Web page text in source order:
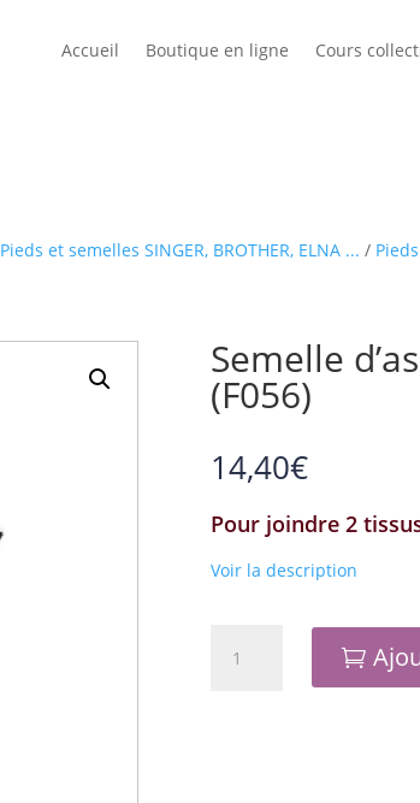
Accueil Boutique en ligne Cours
Pieds et semelles SINGER, BROTHER, ELNA ... /
Semelle
(F056)
14,40€
Pour joindre 2
Voir la description